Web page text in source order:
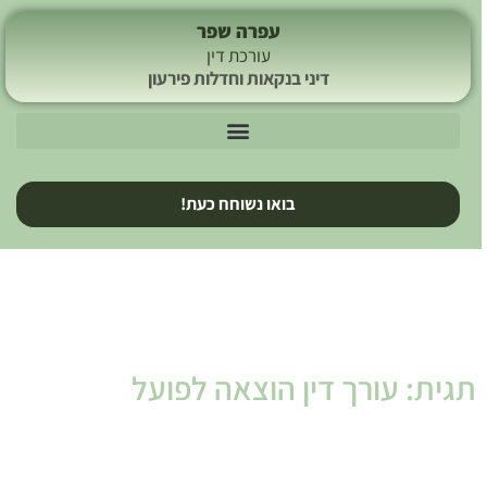
עפרה שפר
עורכת דין
דיני בנקאות וחדלות פירעון
בואו נשוחח כעת!
תגית: עורך דין הוצאה לפועל